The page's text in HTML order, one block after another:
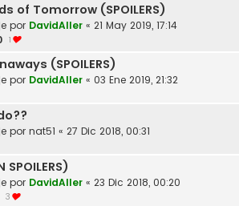
of Tomorrow (SPOILERS)
por DavidAller « 21 May 2019, 17:14
1
(SPOILERS)
por DavidAller « 03 Ene 2019, 21:32
por nat51 « 27 Dic 2018, 00:31
por DavidAller « 23 Dic 2018, 00:20
3